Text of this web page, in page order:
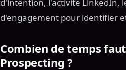
d'intention, l'activite LinkedIn,
d'engagement pour identifier
Combien de temps
Prospecting ?